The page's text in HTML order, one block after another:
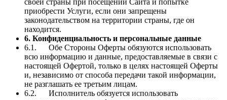
приобрести Услуги, если они запрещены
законодательством на территории страны, где он
находится.
6. Конфиденциальность и персональные данные
6.1. Обе Стороны Оферты обязуются использовать
всю информацию и данные, предоставляемые в связи с
настоящей Офертой, только в целях настоящей Оферты
и, независимо от способа передачи такой информации,
не разглашать ее третьим лицам.
6.2. Исполнитель обязуется использовать